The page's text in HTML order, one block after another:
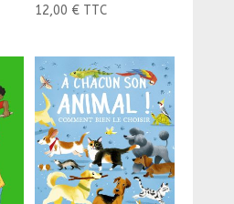
12,00 € TTC